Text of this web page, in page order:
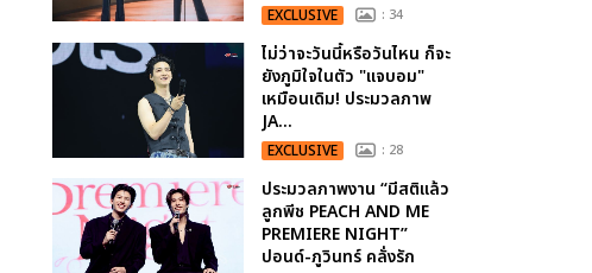
EXCLUSIVE : 34
ไม่ว่าจะวันนี้หรือวันไหน ก็จะ
ยังภูมิใจในตัว "แจบอม"
เหมือนเดิม! ประมวลภาพ
JA...
EXCLUSIVE : 28
ประมวลภาพงาน “มีสติแล้ว
ลูกพีช PEACH AND ME
PREMIERE NIGHT”
ปอนด์-ภูวินทร์ คลั่งรัก